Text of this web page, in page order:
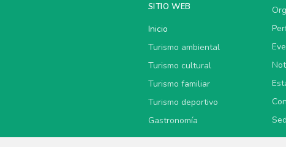
SITIO WEB
Inicio
Turismo ambiental
Turismo cultural
Turismo familiar
Turismo deportivo
Gastronomía